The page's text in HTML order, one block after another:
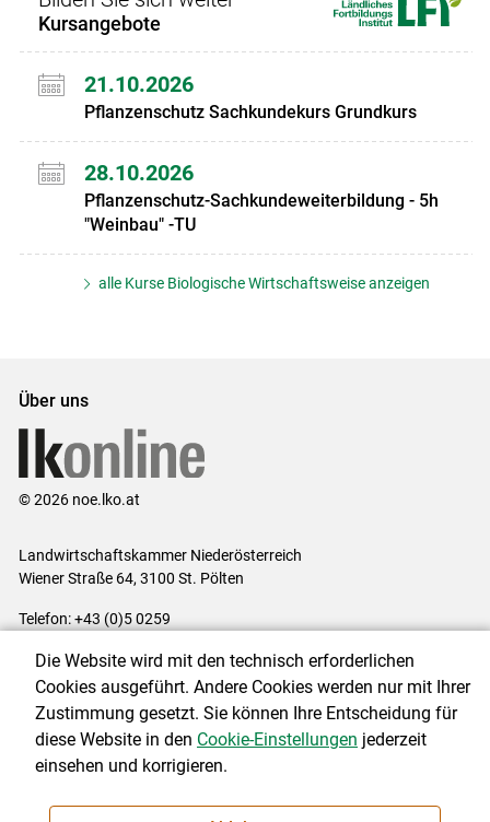
Kursangebote
21.10.2026
Pflanzenschutz Sachkundekurs Grundkurs
28.10.2026
Pflanzenschutz-Sachkundeweiterbildung - 5h
"Weinbau" -TU
alle Kurse Biologische Wirtschaftsweise anzeigen
Über uns
© 2026 noe.lko.at
Landwirtschaftskammer Niederösterreich
Wiener Straße 64, 3100 St. Pölten
Telefon: +43 (0)5 0259
Impressum|Kontakt|Datenschutzerklärung|Barrierefreiheit|
Cookie-Einstellungen
NEWSLETTER
Die Website wird mit den technisch erforderlichen
Cookies ausgeführt. Andere Cookies werden nur mit Ihrer
Zustimmung gesetzt. Sie können Ihre Entscheidung für
diese Website in den Cookie-Einstellungen jederzeit
einsehen und korrigieren.